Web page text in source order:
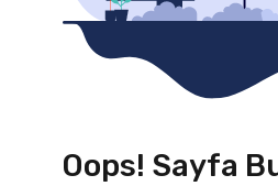
Oops! Sayfa